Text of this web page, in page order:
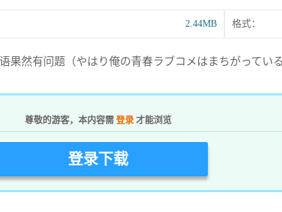
2.44MB 格式：
果然有问题（やはり俺の青春ラブコメはまちがってい
尊敬的游客，本内容需 登录 才能浏览
登录下载